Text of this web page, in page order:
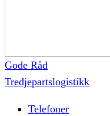
Gode Råd
Tredjepartslogistikk
Telefoner